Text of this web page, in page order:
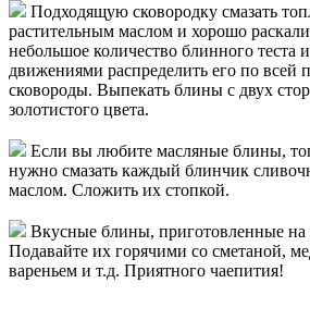
Подходящую сковородку смазать
растительным маслом и хорошо
небольшое количество блинного теста
движениями распределить его по всей
сковороды. Выпекать блины с двух
золотистого цвета.
Если вы любите масляные блины,
нужно смазать каждый блинчик
маслом. Сложить их стопкой.
Вкусные блины, приготовленные на
Подавайте их горячими со сметаной,
вареньем и т.д. Приятного чаепития!